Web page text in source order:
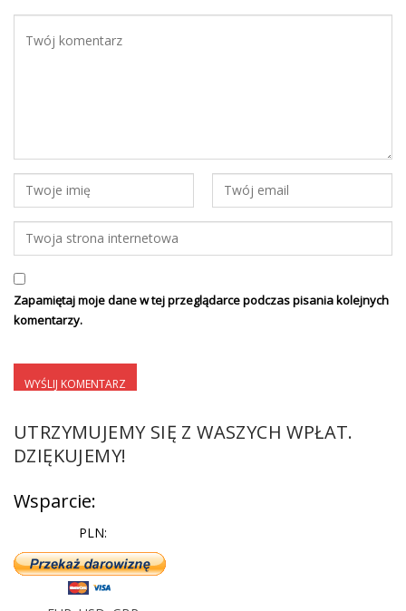
Zapamiętaj moje dane w tej przeglądarce podczas pisania kolejnych
komentarzy.
UTRZYMUJEMY SIĘ Z WASZYCH WPŁAT.
DZIĘKUJEMY!
Wsparcie:
PLN: